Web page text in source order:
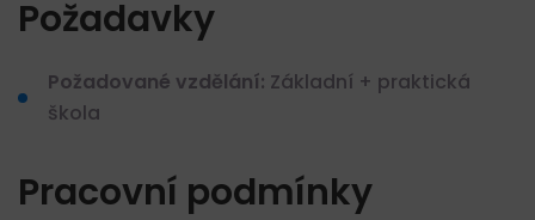
Požadavky
Požadované vzdělání: Základní + praktická
škola
Pracovní podmínky